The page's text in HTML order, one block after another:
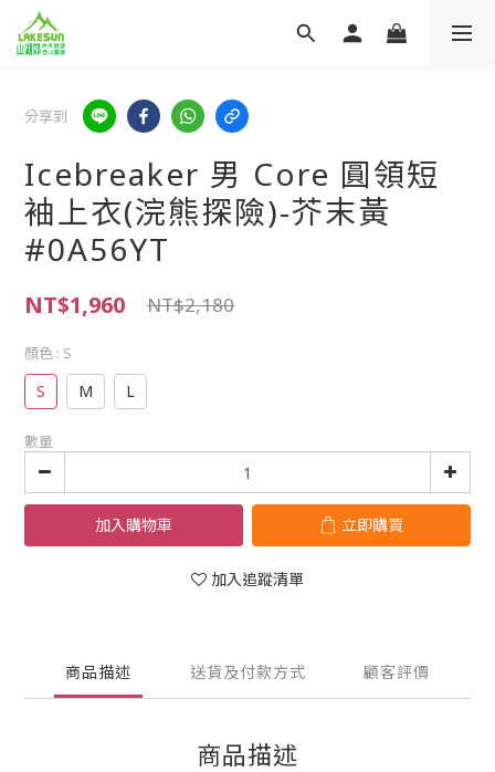
分享到
Icebreaker 男 Core 圓領短
袖上衣(浣熊探險)-芥末黃
#0A56YT
NT$1,960 NT$2,180
顏色 : S
S M L
數量
加入購物車 立即購買
加入追蹤清單
商品描述 送貨及付款方式 顧客評價
商品描述